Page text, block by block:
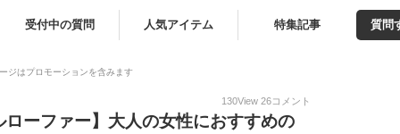
受付中の質問 人気アイテム 特集記事 質問
ジはプロモーションを含みます
130View 26コメント
ーファー】大人の女性におすすめの